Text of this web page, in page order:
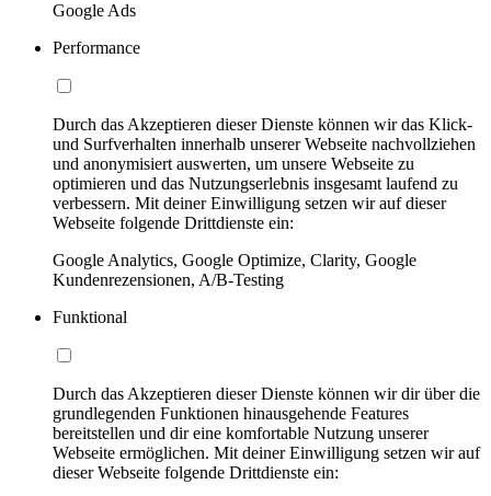
Google Ads
Performance
Durch das Akzeptieren dieser Dienste können wir das Klick-
und Surfverhalten innerhalb unserer Webseite nachvollziehen
und anonymisiert auswerten, um unsere Webseite zu
optimieren und das Nutzungserlebnis insgesamt laufend zu
verbessern. Mit deiner Einwilligung setzen wir auf dieser
Webseite folgende Drittdienste ein:
Google Analytics, Google Optimize, Clarity, Google
Kundenrezensionen, A/B-Testing
Funktional
Durch das Akzeptieren dieser Dienste können wir dir über die
grundlegenden Funktionen hinausgehende Features
bereitstellen und dir eine komfortable Nutzung unserer
Webseite ermöglichen. Mit deiner Einwilligung setzen wir auf
dieser Webseite folgende Drittdienste ein: